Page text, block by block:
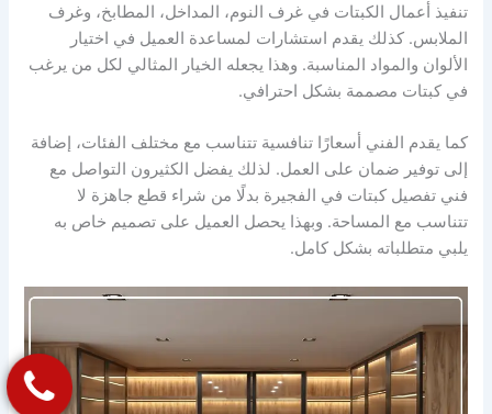
تنفيذ أعمال الكبتات في غرف النوم، المداخل، المطابخ، وغرف
الملابس. كذلك يقدم استشارات لمساعدة العميل في اختيار
الألوان والمواد المناسبة. وهذا يجعله الخيار المثالي لكل من يرغب
في كبتات مصممة بشكل احترافي.
كما يقدم الفني أسعارًا تنافسية تتناسب مع مختلف الفئات، إضافة
إلى توفير ضمان على العمل. لذلك يفضل الكثيرون التواصل مع
فني تفصيل كبتات في الفجيرة بدلًا من شراء قطع جاهزة لا
تتناسب مع المساحة. وبهذا يحصل العميل على تصميم خاص به
يلبي متطلباته بشكل كامل.